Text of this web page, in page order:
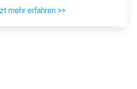
mehr erfahren >>